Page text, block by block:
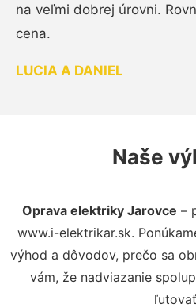
na veľmi dobrej úrovni.
cena.
LUCIA A DANIEL
Naše
Oprava elektriky Jarovce –
www.i-elektrikar.sk.
výhod a dôvodov, prečo sa
vám, že nadviazanie